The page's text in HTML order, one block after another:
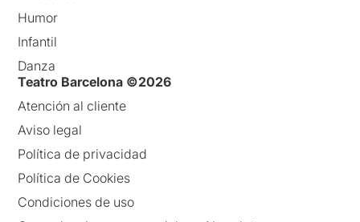
Humor
Infantil
Danza
Teatro Barcelona ©2026
Atención al cliente
Aviso legal
Política de privacidad
Política de Cookies
Condiciones de uso